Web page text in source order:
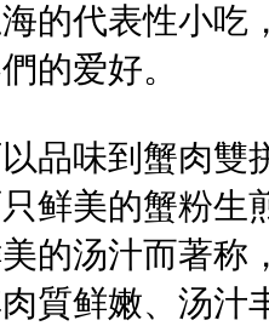
的代表性小吃
的爱好。
品味到蟹肉雙
鲜美的蟹粉生
的汤汁而著称
質鲜嫩、汤汁